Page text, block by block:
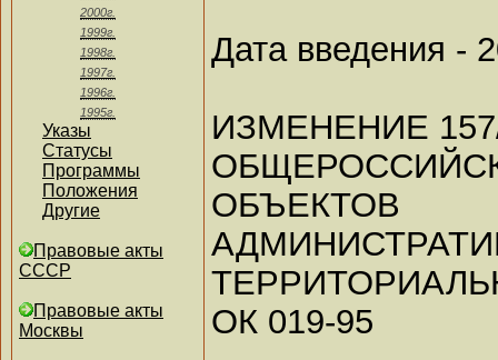
2000г.
1999г.
1998г.
1997г.
1996г.
1995г.
Указы
Статусы
Программы
Положения
Другие
Правовые акты
СССР
Правовые акты
Москвы
Дата введения -
ИЗМЕНЕНИЕ
ОБЪЕКТОВ
ОК 019-95